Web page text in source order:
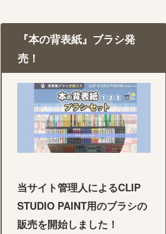
『本の背表紙』ブラシ発
売！
当サイト管理人によるCLIP
STUDIO PAINT用のブラシの
販売を開始しました！